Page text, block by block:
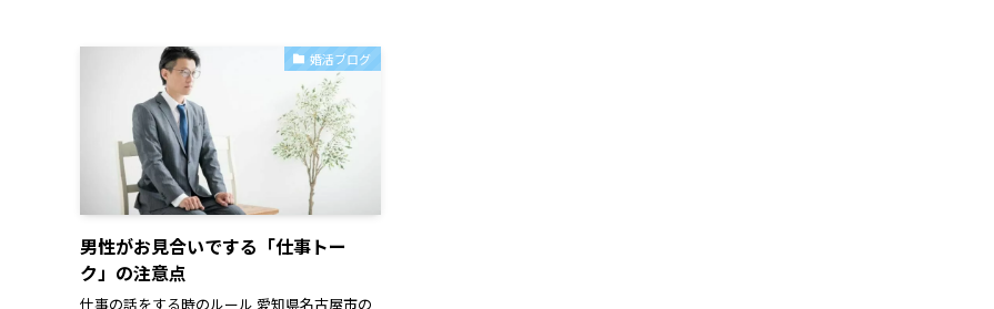
婚活ブログ
男性がお見合いでする「仕事トー
ク」の注意点
仕事の話をする時のルール 愛知県名古屋市の